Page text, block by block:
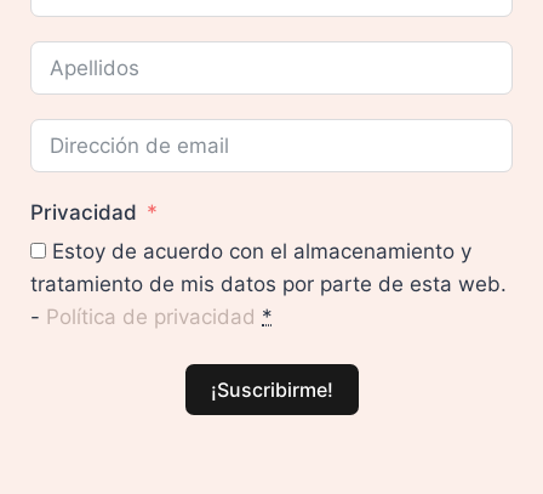
Privacidad
Estoy de acuerdo con el almacenamiento y
tratamiento de mis datos por parte de esta web.
- Política de privacidad *
¡Suscribirme!